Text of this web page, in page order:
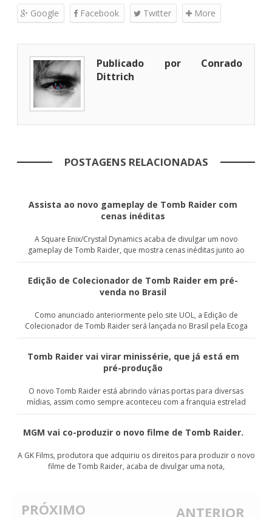
Google Facebook Twitter More
Publicado por Conrado
Dittrich
POSTAGENS RELACIONADAS
Assista ao novo gameplay de Tomb Raider com
cenas inéditas
A Square Enix/Crystal Dynamics acaba de divulgar um novo
gameplay de Tomb Raider, que mostra cenas inéditas junto ao
Edição de Colecionador de Tomb Raider em pré-
venda no Brasil
Como anunciado anteriormente pelo site UOL, a Edição de
Colecionador de Tomb Raider será lançada no Brasil pela Ecoga
Tomb Raider vai virar minissérie, que já está em
pré-produção
O novo Tomb Raider está abrindo várias portas para diversas
mídias, assim como sempre aconteceu com a franquia estrelad
MGM vai co-produzir o novo filme de Tomb Raider.
A GK Films, produtora que adquiriu os direitos para produzir o novo
filme de Tomb Raider, acaba de divulgar uma nota,
PRÓXIMO ANTERIOR